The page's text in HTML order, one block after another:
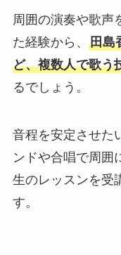
周囲の演奏や歌声
た経験から、 田島
ど、複数人で歌う
るでしょう。
音程を安定させた
ンドや合唱で周囲
生のレッスンを受
す。